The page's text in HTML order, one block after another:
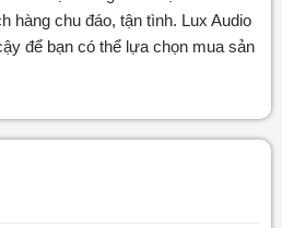
hàng chu đáo, tận tình. Lux Audio
để bạn có thể lựa chọn mua sản